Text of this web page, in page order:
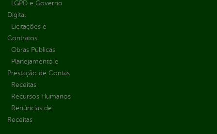
LGPD e Governo
Digital
Licitações e
Contratos
Obras Públicas
Planejamento e
Prestação de Contas
Receitas
Recursos Humanos
Renúncias de
Receitas